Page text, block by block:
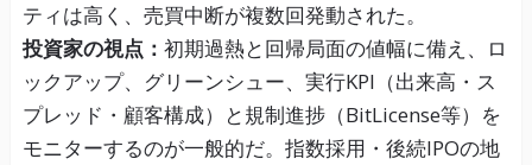
ティは高く、売買中断が複数回発動された。
投資家の視点： 初期過熱と回帰局面の値幅に備え、ロ
ックアップ、グリーンシュー、実行KPI（出来高・ス
プレッド・顧客構成）と規制進捗（BitLicense等）を
モニターするのが一般的だ。指数採用・後続IPOの地